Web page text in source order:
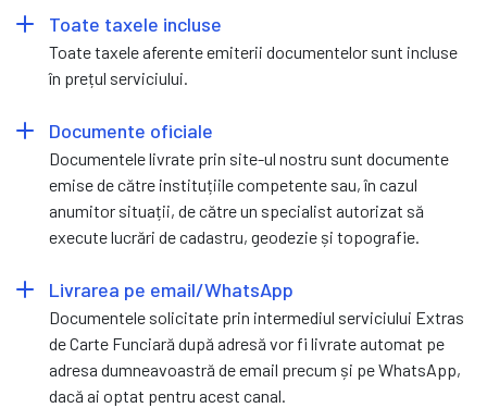
Toate taxele incluse
Toate taxele aferente emiterii documentelor sunt incluse
în prețul serviciului.
Documente oficiale
Documentele livrate prin site-ul nostru sunt documente
emise de către instituțiile competente sau, în cazul
anumitor situații, de către un specialist autorizat să
execute lucrări de cadastru, geodezie și topografie.
Livrarea pe email/WhatsApp
Documentele solicitate prin intermediul serviciului Extras
de Carte Funciară după adresă vor fi livrate automat pe
adresa dumneavoastră de email precum și pe WhatsApp,
dacă ai optat pentru acest canal.